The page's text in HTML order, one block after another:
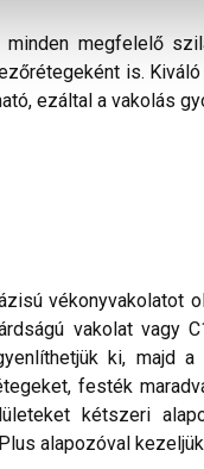
megfelelő
is.
ezáltal a vakolás
vékonyvakolatot
vakolat vagy
ki, majd
festék
kétszeri
alapozóval